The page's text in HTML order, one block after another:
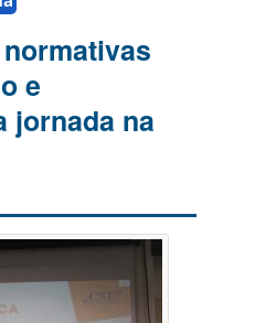
e
jornada na